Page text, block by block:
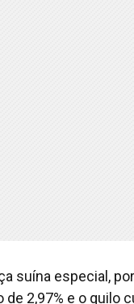
suína especial,
2,97% e o quilo